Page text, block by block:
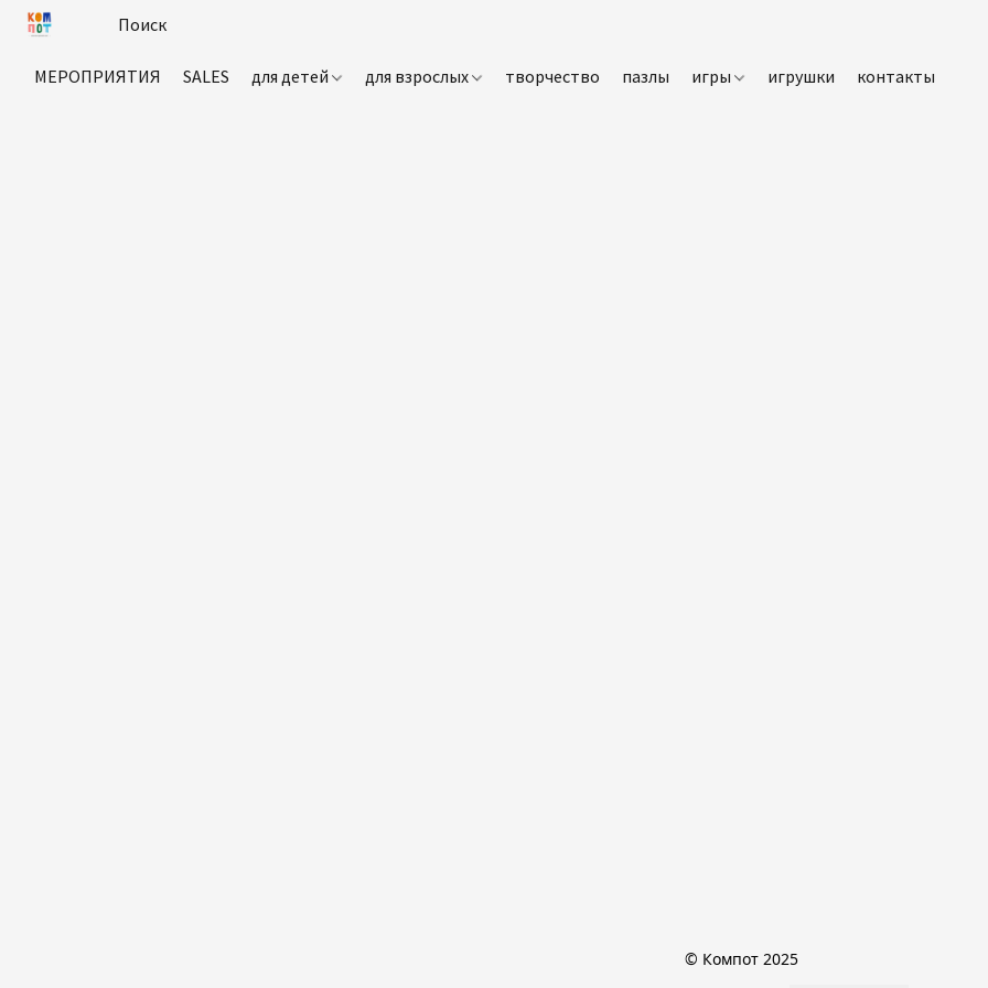
МЕРОПРИЯТИЯ SALES для детей для взрослых творчество пазлы игры игрушки контакты
© Компот 2025